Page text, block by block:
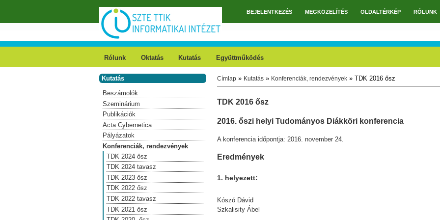
FőmenüBEJELENTKEZÉS MEGKÖZELÍTÉS OLDALTÉRKÉP RÓLUNK
Rólunk Oktatás Kutatás Együttműködés
Jelenlegi hely
Címlap » Kutatás » Konferenciák, rendezvények » TDK 2016 ősz
TDK 2016 ősz
2016. őszi helyi Tudományos Diákköri konferencia
A konferencia időpontja: 2016. november 24.
Eredmények
1. helyezett:
Kószó Dávid
Szkalisity Ábel
Kutatás
Beszámolók
Szeminárium
Publikációk
Acta Cybernetica
Pályázatok
Konferenciák, rendezvények
TDK 2024 ősz
TDK 2024 tavasz
TDK 2023 ősz
TDK 2022 ősz
TDK 2022 tavasz
TDK 2021 ősz